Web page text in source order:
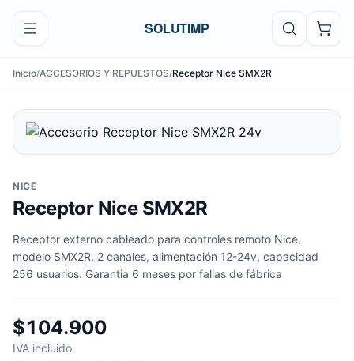
Ir al contenido
SOLUTIMP
Inicio/ACCESORIOS Y REPUESTOS/Receptor Nice SMX2R
NICE
Receptor Nice SMX2R
Receptor externo cableado para controles remoto Nice,
modelo SMX2R, 2 canales, alimentación 12-24v, capacidad
256 usuarios. Garantia 6 meses por fallas de fábrica
$104.900
IVA incluido